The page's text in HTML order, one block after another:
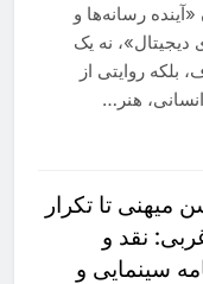
رسانه‌ها و
دیجیتال»، نه یک
روایتی از
هنر…
ميهنى تا تکرار
نقد و
سینمایی و